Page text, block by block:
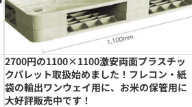
2700円の1100×1100激安両面プラスチッ
クパレット取扱始めました！フレコン・紙
袋の輸出ワンウェイ用に、お米の保管用に
大好評販売中です！